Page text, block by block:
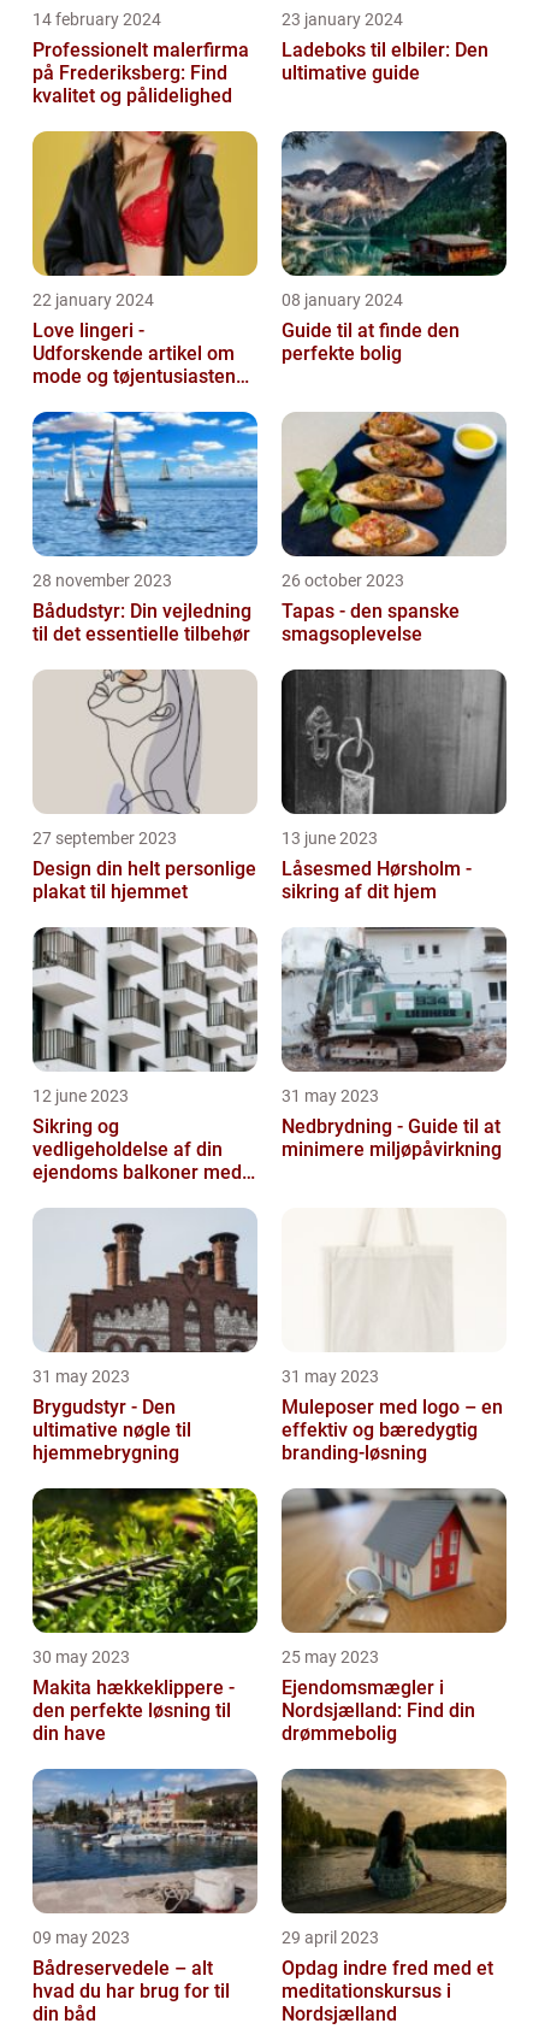
14 february 2024
Professionelt malerfirma
på Frederiksberg: Find
kvalitet og pålidelighed
23 january 2024
Ladeboks til elbiler: Den
ultimative guide
22 january 2024
Love lingeri -
Udforskende artikel om
mode og tøjentusiastens
08 january 2024
Guide til at finde den
perfekte bolig
28 november 2023
Bådudstyr: Din vejledning
til det essentielle tilbehør
26 october 2023
Tapas - den spanske
smagsoplevelse
27 september 2023
Design din helt personlige
plakat til hjemmet
13 june 2023
Låsesmed Hørsholm -
sikring af dit hjem
12 june 2023
Sikring og
vedligeholdelse af din
ejendoms balkoner med
31 may 2023
Nedbrydning - Guide til at
minimere miljøpåvirkning
31 may 2023
Brygudstyr - Den
ultimative nøgle til
hjemmebrygning
31 may 2023
Muleposer med logo – en
effektiv og bæredygtig
branding-løsning
30 may 2023
Makita hækkeklippere -
den perfekte løsning til
din have
25 may 2023
Ejendomsmægler i
Nordsjælland: Find din
drømmebolig
09 may 2023
Bådreservedele – alt
hvad du har brug for til
din båd
29 april 2023
Opdag indre fred med et
meditationskursus i
Nordsjælland